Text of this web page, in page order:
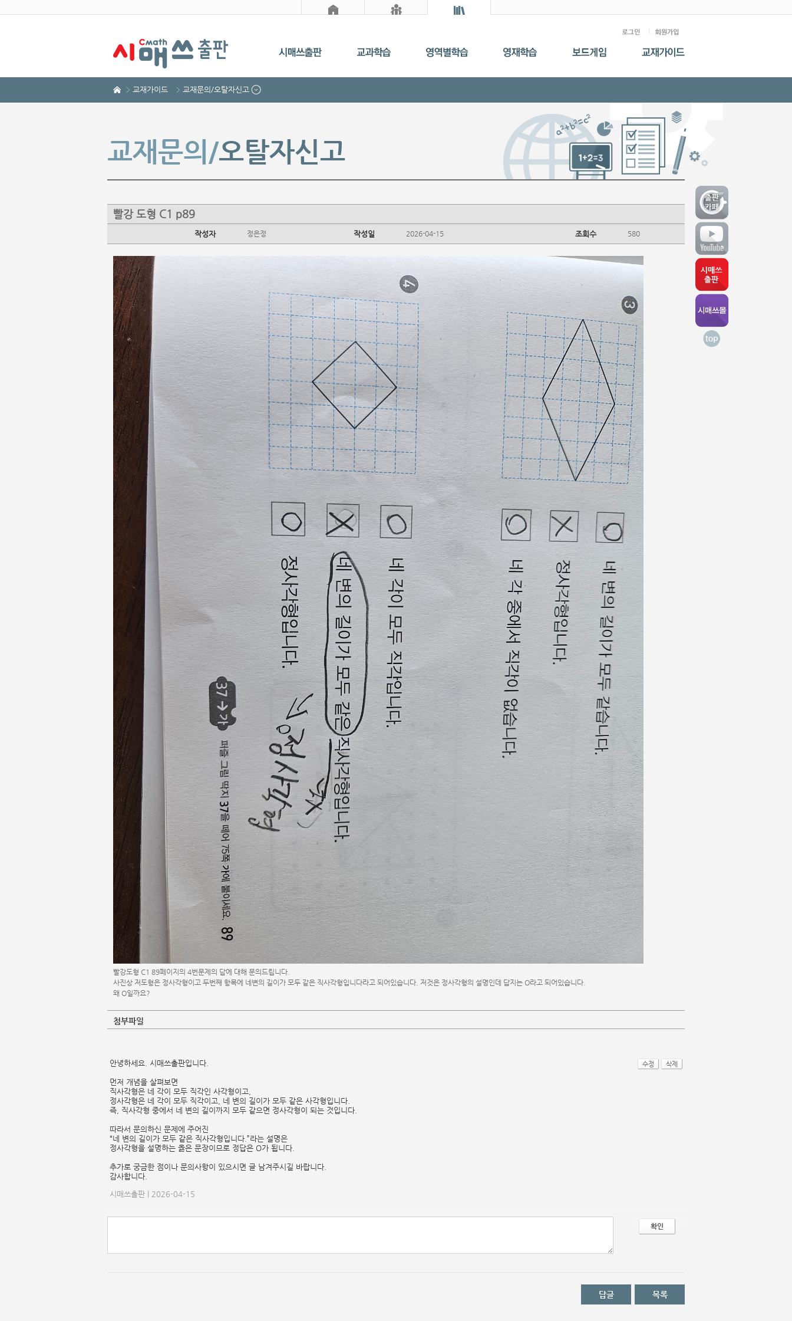
교재가이드 교재문의/오탈자신고
교재문의/오탈자신고
빨강 도형 C1 p89
작성자 정은정 작성일 2026-04-15 조회수 580
빨강도형 C1 89페이지의 4번문제의 답에 대해 문의드립니다.
사진상 저도형은 정사각형이고 두번째 항목에 네변의 길이가 모두 같은 직사각형입니다라고 되어있습니다. 저것은 정사각형의 설명인데 답지는 O라고 되어있습니다.
왜 O일까요?
첨부파일
안녕하세요. 시매쓰출판입니다.
먼저 개념을 살펴보면
직사각형은 네 각이 모두 직각인 사각형이고,
정사각형은 네 각이 모두 직각이고, 네 변의 길이가 모두 같은 사각형입니다.
즉, 직사각형 중에서 네 변의 길이까지 모두 같으면 정사각형이 되는 것입니다.
따라서 문의하신 문제에 주어진
“네 변의 길이가 모두 같은 직사각형입니다.”라는 설명은
정사각형을 설명하는 옳은 문장이므로 정답은 O가 됩니다.
추가로 궁금한 점이나 문의사항이 있으시면 글 남겨주시길 바랍니다.
감사합니다.
시매쓰출판 | 2026-04-15
수정 삭제
확인
답글 목록